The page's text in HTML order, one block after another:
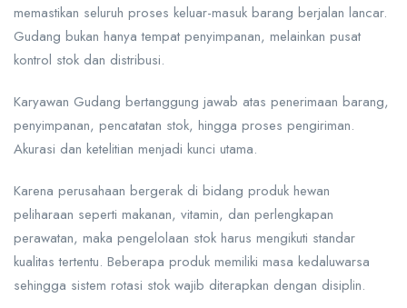
memastikan seluruh proses keluar-masuk barang berjalan lancar.
Gudang bukan hanya tempat penyimpanan, melainkan pusat
kontrol stok dan distribusi.
Karyawan Gudang bertanggung jawab atas penerimaan barang,
penyimpanan, pencatatan stok, hingga proses pengiriman.
Akurasi dan ketelitian menjadi kunci utama.
Karena perusahaan bergerak di bidang produk hewan
peliharaan seperti makanan, vitamin, dan perlengkapan
perawatan, maka pengelolaan stok harus mengikuti standar
kualitas tertentu. Beberapa produk memiliki masa kedaluwarsa
sehingga sistem rotasi stok wajib diterapkan dengan disiplin.